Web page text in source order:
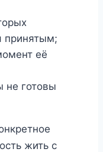
принятым;
её
не готовы
жить с